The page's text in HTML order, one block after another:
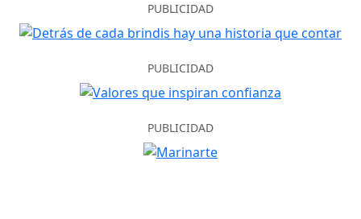
PUBLICIDAD
PUBLICIDAD
PUBLICIDAD